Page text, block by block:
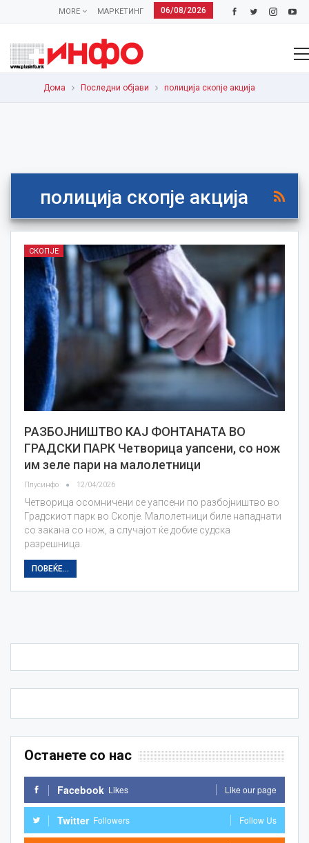
06/08/2026
МАРКЕТИНГ
MORE
Дома Последни објави полиција скопје акција
полиција скопје акција
СКОПЈЕ
РАЗБОЈНИШТВО КАЈ ФОНТАНАТА ВО
ГРАДСКИ ПАРК Четворица уапсени, со нож
им зеле пари на малолетници
Плусинфо 12/04/2026
Четворица осомничени се уапсени по разбојништво во
Градскиот парк во Скопје. Малолетници биле нападнати
со закана со нож, а случајот ќе добие судска
разрешница.
ПОВЕЌЕ...
Останете со нас
Facebook Likes Like our page
Twitter Followers Follow Us